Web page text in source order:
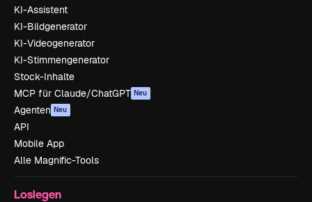
KI-Assistent
KI-Bildgenerator
KI-Videogenerator
KI-Stimmengenerator
Stock-Inhalte
MCP für Claude/ChatGPT Neu
Agenten Neu
API
Mobile App
Alle Magnific-Tools
Loslegen